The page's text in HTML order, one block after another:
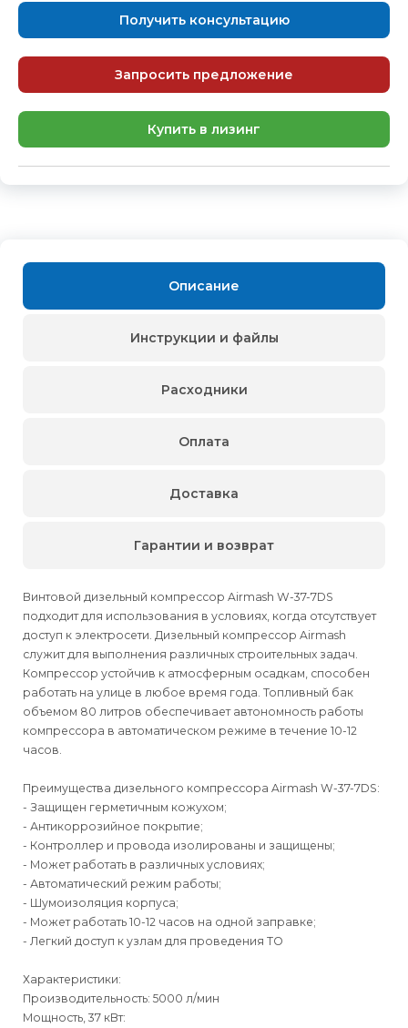
Получить консультацию
Запросить предложение
Купить в лизинг
Описание
Винтовой дизельный компрессор Airmash W-37-7DS
подходит для использования в условиях, когда отсутствует
доступ к электросети. Дизельный компрессор Airmash
служит для выполнения различных строительных задач.
Компрессор устойчив к атмосферным осадкам, способен
работать на улице в любое время года. Топливный бак
объемом 80 литров обеспечивает автономность работы
компрессора в автоматическом режиме в течение 10-12
часов.
Преимущества дизельного компрессора Airmash W-37-7DS:
- Защищен герметичным кожухом;
- Антикоррозийное покрытие;
- Контроллер и провода изолированы и защищены;
- Может работать в различных условиях;
- Автоматический режим работы;
- Шумоизоляция корпуса;
- Может работать 10-12 часов на одной заправке;
- Легкий доступ к узлам для проведения ТО
Характеристики:
Производительность: 5000 л/мин
Мощность, 37 кВт:
Инструкции и файлы
Расходники
Оплата
Доставка
Гарантии и возврат